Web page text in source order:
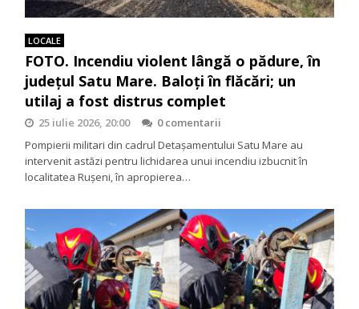
LOCALE
FOTO. Incendiu violent lângă o pădure, în
județul Satu Mare. Baloți în flăcări; un
utilaj a fost distrus complet
25 iulie 2026, 20:00
0 comentarii
Pompierii militari din cadrul Detașamentului Satu Mare au
intervenit astăzi pentru lichidarea unui incendiu izbucnit în
localitatea Rușeni, în apropierea…